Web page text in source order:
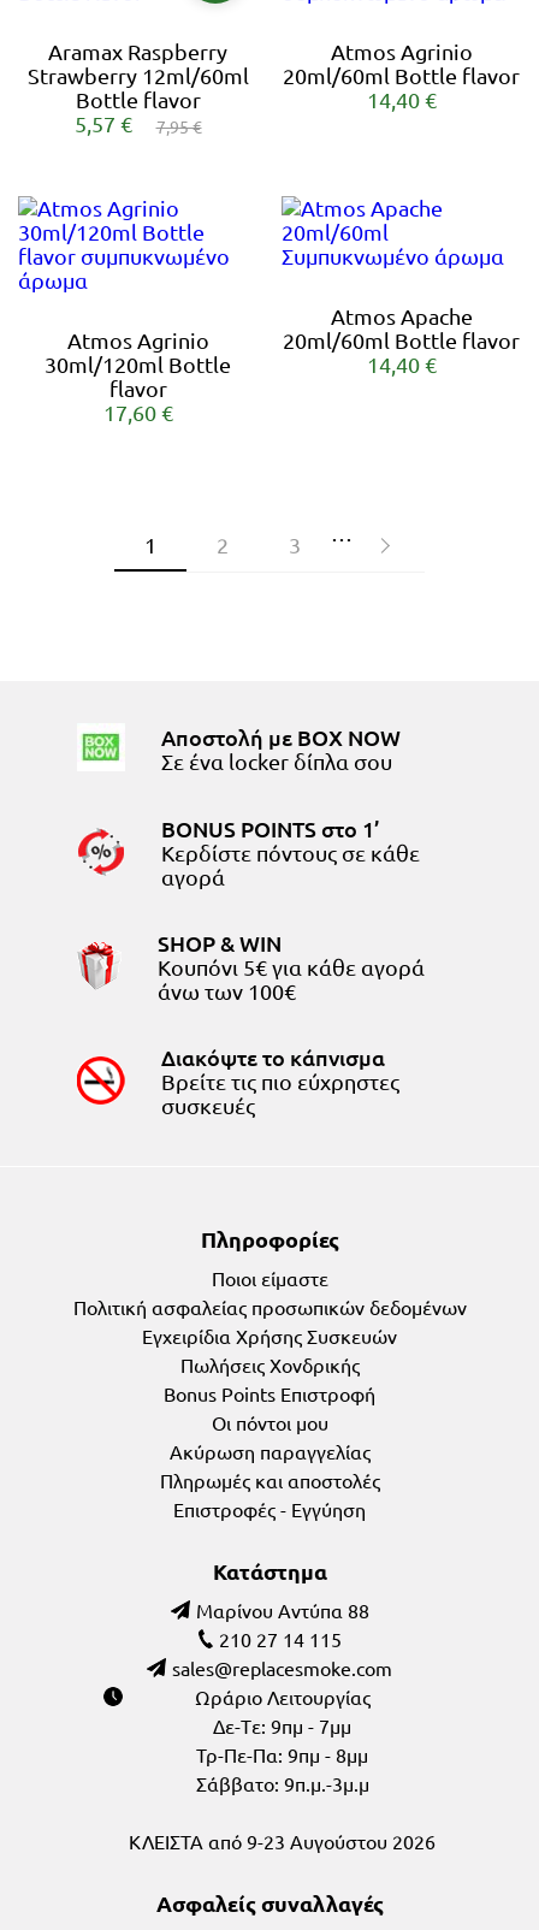
Aramax Raspberry
Strawberry 12ml/60ml
Bottle flavor
5,57 €
7,95 €
Atmos Agrinio
20ml/60ml Bottle flavor
14,40 €
Atmos Agrinio
30ml/120ml Bottle
flavor
17,60 €
Atmos Apache
20ml/60ml Bottle flavor
14,40 €
1 2 3 …
Αποστολή με BOX NOW
Σε ένα locker δίπλα σου
BONUS POINTS στο 1’
Κερδίστε πόντους σε κάθε
αγορά
SHOP & WIN
Κουπόνι 5€ για κάθε αγορά
άνω των 100€
Διακόψτε το κάπνισμα
Bρείτε τις πιο εύχρηστες
συσκευές
Πληροφορίες
Ποιοι είμαστε
Πολιτική ασφαλείας προσωπικών δεδομένων
Εγχειρίδια Χρήσης Συσκευών
Πωλήσεις Χονδρικής
Bonus Points Επιστροφή
Οι πόντοι μου
Ακύρωση παραγγελίας
Πληρωμές και αποστολές
Επιστροφές - Εγγύηση
Κατάστημα
Μαρίνου Αντύπα 88
210 27 14 115
Ωράριο Λειτουργίας
Δε-Tε: 9πμ - 7μμ
Τρ-Πε-Πα: 9πμ - 8μμ
Σάββατο: 9π.μ.-3μ.μ
ΚΛΕΙΣΤΑ από 9-23 Αυγούστου 2026
Ασφαλείς συναλλαγές